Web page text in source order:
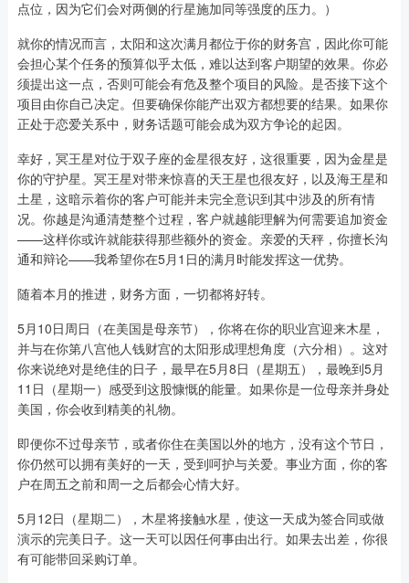
点位，因为它们会对两侧的行星施加同等强度的压力。）
就你的情况而言，太阳和这次满月都位于你的财务宫，因此你可能
会担心某个任务的预算似乎太低，难以达到客户期望的效果。你必
须提出这一点，否则可能会有危及整个项目的风险。是否接下这个
项目由你自己决定。但要确保你能产出双方都想要的结果。如果你
正处于恋爱关系中，财务话题可能会成为双方争论的起因。
幸好，冥王星对位于双子座的金星很友好，这很重要，因为金星是
你的守护星。冥王星对带来惊喜的天王星也很友好，以及海王星和
土星，这暗示着你的客户可能并未完全意识到其中涉及的所有情
况。你越是沟通清楚整个过程，客户就越能理解为何需要追加资金
——这样你或许就能获得那些额外的资金。亲爱的天秤，你擅长沟
通和辩论——我希望你在5月1日的满月时能发挥这一优势。
随着本月的推进，财务方面，一切都将好转。
5月10日周日（在美国是母亲节），你将在你的职业宫迎来木星，
并与在你第八宫他人钱财宫的太阳形成理想角度（六分相）。这对
你来说绝对是绝佳的日子，最早在5月8日（星期五），最晚到5月
11日（星期一）感受到这股慷慨的能量。如果你是一位母亲并身处
美国，你会收到精美的礼物。
即便你不过母亲节，或者你住在美国以外的地方，没有这个节日，
你仍然可以拥有美好的一天，受到呵护与关爱。事业方面，你的客
户在周五之前和周一之后都会心情大好。
5月12日（星期二），木星将接触水星，使这一天成为签合同或做
演示的完美日子。这一天可以因任何事由出行。如果去出差，你很
有可能带回采购订单。